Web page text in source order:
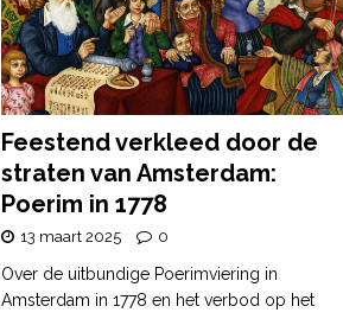
Feestend verkleed door de
straten van Amsterdam:
Poerim in 1778
13 maart 2025 0
Over de uitbundige Poerimviering in
Amsterdam in 1778 en het verbod op het